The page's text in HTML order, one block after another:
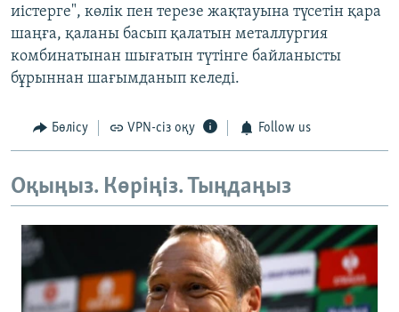
иістерге", көлік пен терезе жақтауына түсетін қара
шаңға, қаланы басып қалатын металлургия
комбинатынан шығатын түтінге байланысты
бұрыннан шағымданып келеді.
Бөлісу VPN-сіз оқу Follow us
Оқыңыз. Көріңіз. Тыңдаңыз